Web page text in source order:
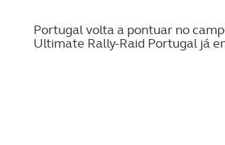
CLÁSSICOS
Portugal volta a pontuar no
Ultimate Rally-Raid Portugal já